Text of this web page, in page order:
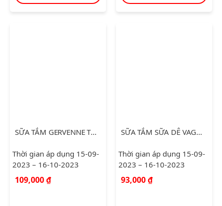
SỮA TẮM GERVENNE TRẮNG DA TINH CHẤT SỮA DÊ VÀ HƯƠNG HOA LILY TÍM 900G
Thời gian áp dụng 15-09-
2023 – 16-10-2023
109,000₫
SỮA TẮM SỮA DÊ VAGA 1.15KG
Thời gian áp dụng 15-09-
2023 – 16-10-2023
93,000₫